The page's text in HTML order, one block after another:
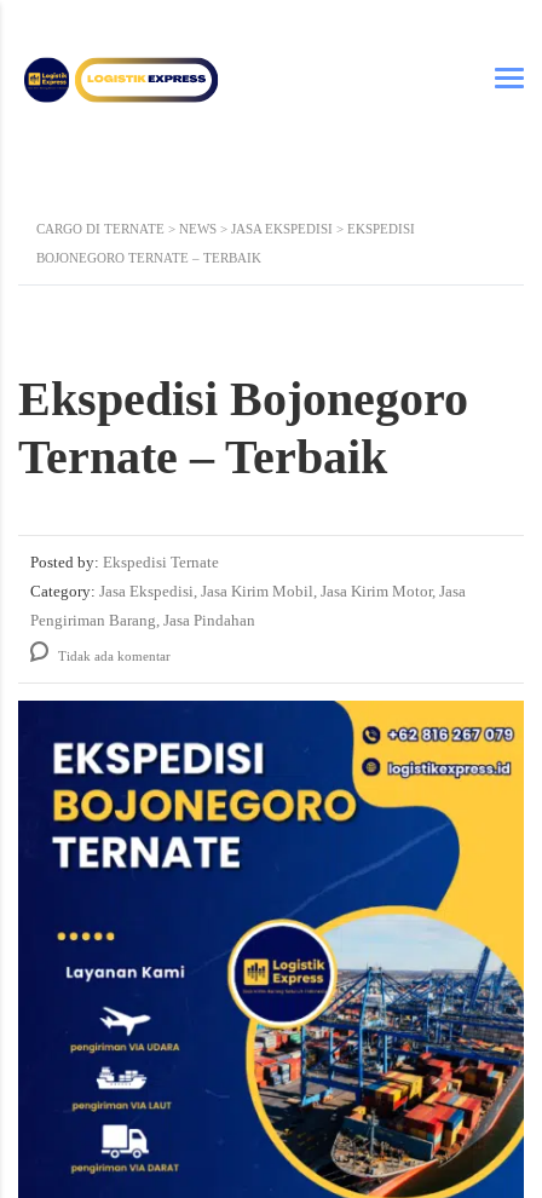
CARGO DI TERNATE > NEWS > JASA EKSPEDISI > EKSPEDISI
BOJONEGORO TERNATE – TERBAIK
Ekspedisi Bojonegoro
Ternate – Terbaik
Posted by: Ekspedisi Ternate
Category: Jasa Ekspedisi, Jasa Kirim Mobil, Jasa Kirim Motor, Jasa
Pengiriman Barang, Jasa Pindahan
Tidak ada komentar